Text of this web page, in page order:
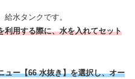
水タンクです。
利用する際に、水を入れてセット
ュー【66 水抜き】を選択し、オー